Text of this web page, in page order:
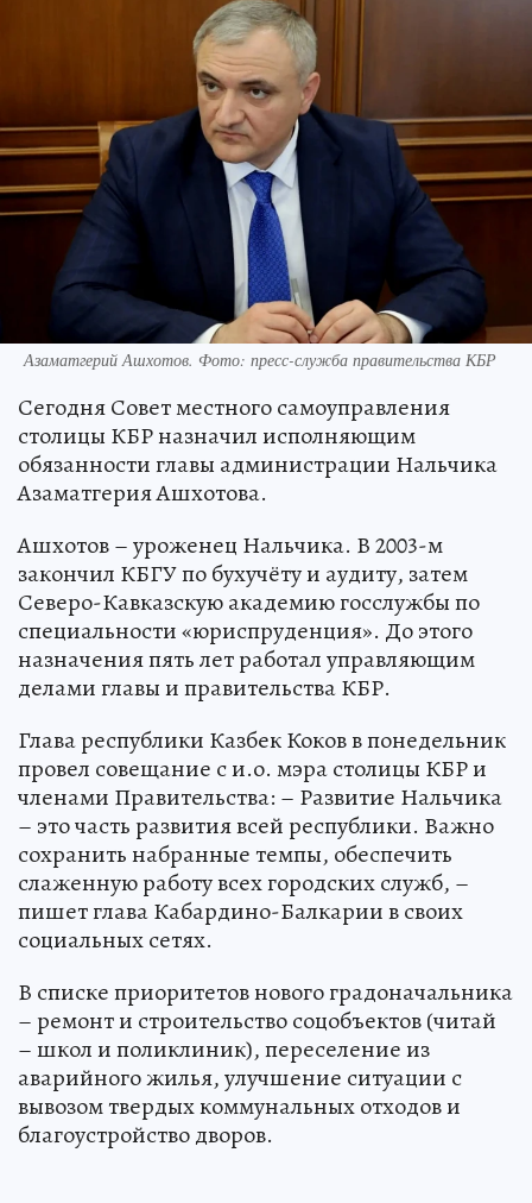
Азаматгерий Ашхотов. Фото: пресс-служба правительства КБР
Сегодня Совет местного самоуправления
столицы КБР назначил исполняющим
обязанности главы администрации Нальчика
Азаматгерия Ашхотова.
Ашхотов – уроженец Нальчика. В 2003-м
закончил КБГУ по бухучёту и аудиту, затем
Северо-Кавказскую академию госслужбы по
специальности «юриспруденция». До этого
назначения пять лет работал управляющим
делами главы и правительства КБР.
Глава республики Казбек Коков в понедельник
провел совещание с и.о. мэра столицы КБР и
членами Правительства: – Развитие Нальчика
– это часть развития всей республики. Важно
сохранить набранные темпы, обеспечить
слаженную работу всех городских служб, –
пишет глава Кабардино-Балкарии в своих
социальных сетях.
В списке приоритетов нового градоначальника
– ремонт и строительство соцобъектов (читай
– школ и поликлиник), переселение из
аварийного жилья, улучшение ситуации с
вывозом твердых коммунальных отходов и
благоустройство дворов.